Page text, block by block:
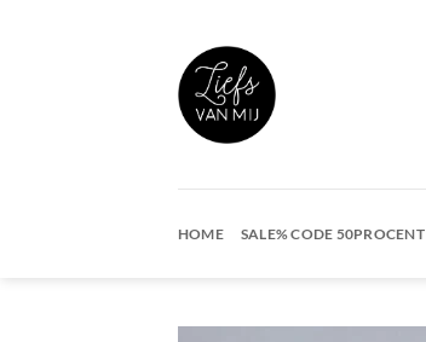
HOME SALE% CODE 50PROCENT